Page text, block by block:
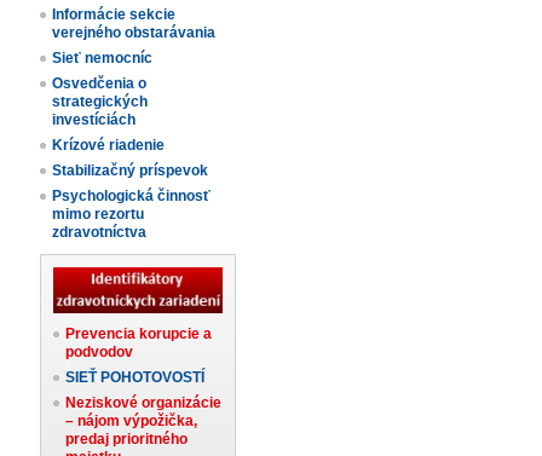
Informácie sekcie
verejného obstarávania
Sieť nemocníc
Osvedčenia o
strategických
investíciách
Krízové riadenie
Stabilizačný príspevok
Psychologická činnosť
mimo rezortu
zdravotníctva
Prevencia korupcie a
podvodov
SIEŤ POHOTOVOSTÍ
Neziskové organizácie
– nájom výpožička,
predaj prioritného